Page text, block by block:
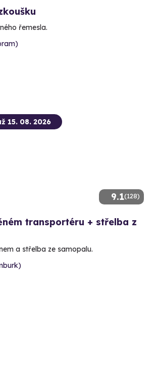
řemesla.
9.1(128)
15. 08. 2026
transportéru + střelba z
a střelba ze samopalu.